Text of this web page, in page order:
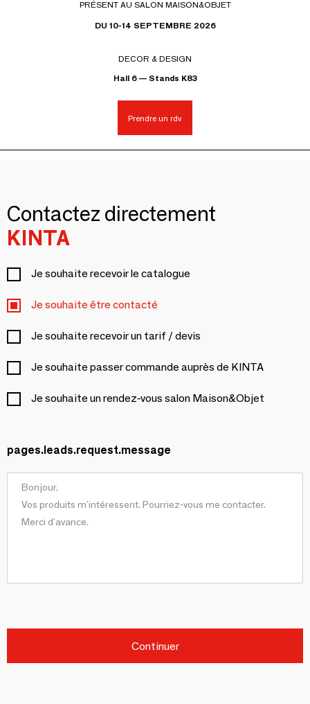
PRÉSENT AU SALON MAISON&OBJET
DU 10-14 SEPTEMBRE 2026
DECOR & DESIGN
Hall 6 — Stands K83
Prendre un rdv
Contactez directement
KINTA
Je souhaite recevoir le catalogue
Je souhaite être contacté
Je souhaite recevoir un tarif / devis
Je souhaite passer commande auprès de KINTA
Je souhaite un rendez-vous salon Maison&Objet
pages.leads.request.message
Continuer